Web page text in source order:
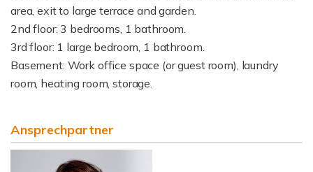
area, exit to large terrace and garden.
2nd floor: 3 bedrooms, 1 bathroom.
3rd floor: 1 large bedroom, 1 bathroom.
Basement: Work office space (or guest room), laundry
room, heating room, storage.
Ansprechpartner